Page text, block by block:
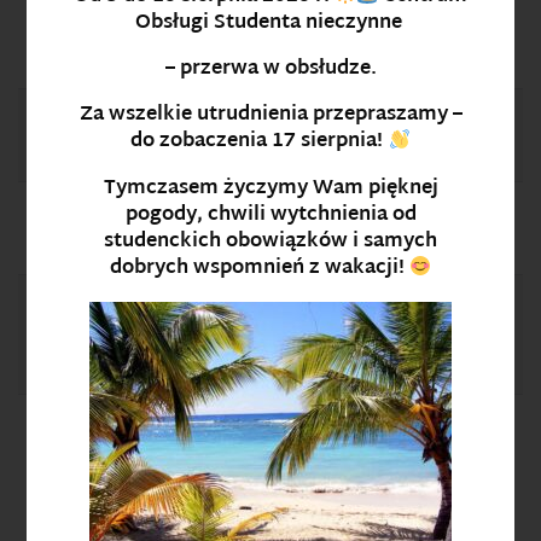
stopnia
Geografia
studia I i
II stopnia
Sylwia Żak 128
studia I
stopnia
Agnieszka Tabor
Gospodarka
przestrzenn
studia I i
II stopnia
Agnieszka
Michniak-Kolosek
145
Gospodarka
przestrzenn
zarządzanie
nieruchomo
studia I
stopnia
Agnieszka
Michniak-Kolosek
145
Obsługi Studentanieczynne
– przerwa w obsłudze.
Za wszelkie utrudnienia przepraszamy –
do zobaczenia17 sierpnia!
Tymczasem życzymy Wam pięknej
pogody, chwili wytchnienia od
studenckich obowiązków i samych
dobrych wspomnień z wakacji!